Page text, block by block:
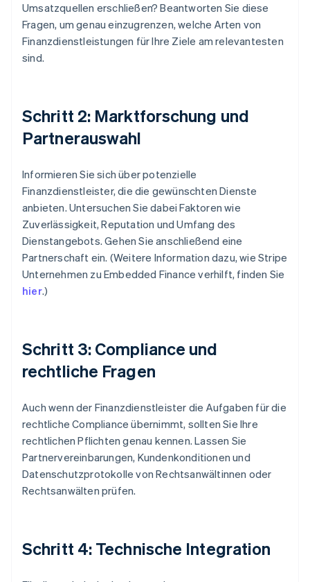
Umsatzquellen erschließen? Beantworten Sie diese
Fragen, um genau einzugrenzen, welche Arten von
Finanzdienstleistungen für Ihre Ziele am relevantesten
sind.
Schritt 2: Marktforschung und
Partnerauswahl
Informieren Sie sich über potenzielle
Finanzdienstleister, die die gewünschten Dienste
anbieten. Untersuchen Sie dabei Faktoren wie
Zuverlässigkeit, Reputation und Umfang des
Dienstangebots. Gehen Sie anschließend eine
Partnerschaft ein. (Weitere Information dazu, wie Stripe
Unternehmen zu Embedded Finance verhilft, finden Sie
hier.)
Schritt 3: Compliance und
rechtliche Fragen
Auch wenn der Finanzdienstleister die Aufgaben für die
rechtliche Compliance übernimmt, sollten Sie Ihre
rechtlichen Pflichten genau kennen. Lassen Sie
Partnervereinbarungen, Kundenkonditionen und
Datenschutzprotokolle von Rechtsanwältinnen oder
Rechtsanwälten prüfen.
Schritt 4: Technische Integration